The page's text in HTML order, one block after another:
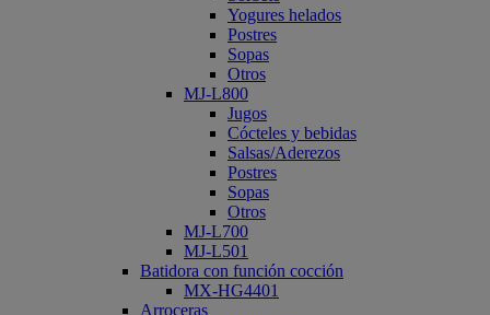
Yogures helados
Postres
Sopas
Otros
MJ-L800
Jugos
Cócteles y bebidas
Salsas/Aderezos
Postres
Sopas
Otros
MJ-L700
MJ-L501
Batidora con función cocción
MX-HG4401
Arroceras